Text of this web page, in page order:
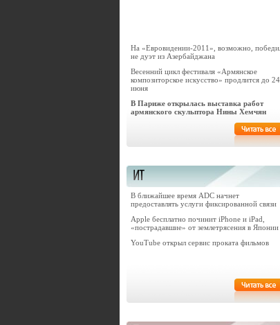
На «Евровидении-2011», возможно,
не дуэт из Азербайджана
Весенний цикл фестиваля «Армянское
композиторское искусство» продлится до 24
июня
В Париже открылась выставка работ
армянского скульптора Нины Хемчян
В ближайшее время ADC начнет
предоставлять услуги фиксированной связи
Apple бесплатно починит iPhone и iPad,
«пострадавшие» от землетрясения в Японии
YouTube открыл сервис проката фильмов